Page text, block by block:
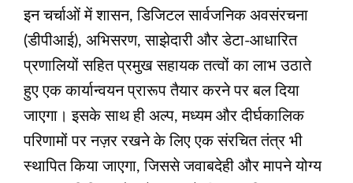
इन चर्चाओं में शासन, डिजिटल सार्वजनिक अवसंरचना
(डीपीआई), अभिसरण, साझेदारी और डेटा-आधारित
प्रणालियों सहित प्रमुख सहायक तत्वों का लाभ उठाते
हुए एक कार्यान्वयन प्रारूप तैयार करने पर बल दिया
जाएगा। इसके साथ ही अल्प, मध्यम और दीर्घकालिक
परिणामों पर नज़र रखने के लिए एक संरचित तंत्र भी
स्थापित किया जाएगा, जिससे जवाबदेही और मापने योग्य